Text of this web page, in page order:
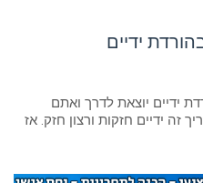
ידיים
הפתוחה ה-4 בהורדת ידיים יוצאת לדרך ואתם
זה ידיים חזקות ורצון חזק. אז